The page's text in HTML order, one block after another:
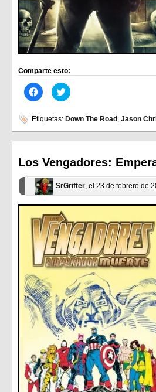
Comparte esto:
Haz
clic
en
Facebook
(Se
abre
ventana
nueva)
Haz
clic
en
(Se
abre
ventana
nueva)
Etiquetas: Down The Road , Jason
Los Vengadores:
SrGrifter, el 23 de febrero de